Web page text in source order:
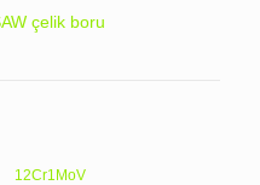
çelik boru
12Cr1MoV